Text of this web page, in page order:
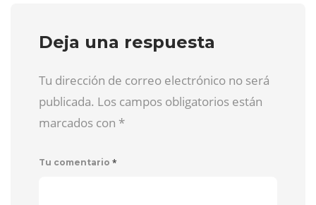
Deja una respuesta
Tu dirección de correo electrónico no será
publicada. Los campos obligatorios están
marcados con *
Tu comentario *